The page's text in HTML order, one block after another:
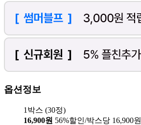
옵션정보
1박스 (30정)
16,900원 56%할인/박스당 16,900원